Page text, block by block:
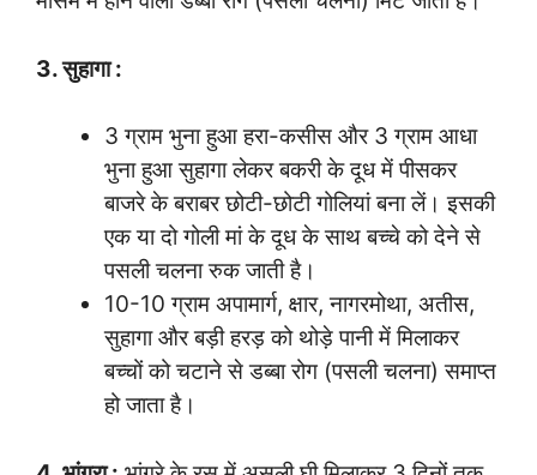
3. सुहागा :
3 ग्राम भुना हुआ हरा-कसीस और 3 ग्राम आधा
भुना हुआ सुहागा लेकर बकरी के दूध में पीसकर
बाजरे के बराबर छोटी-छोटी गोलियां बना लें। इसकी
एक या दो गोली मां के दूध के साथ बच्चे को देने से
पसली चलना रुक जाती है।
10-10 ग्राम अपामार्ग, क्षार, नागरमोथा, अतीस,
सुहागा और बड़ी हरड़ को थोड़े पानी में मिलाकर
बच्चों को चटाने से डब्बा रोग (पसली चलना) समाप्त
हो जाता है।